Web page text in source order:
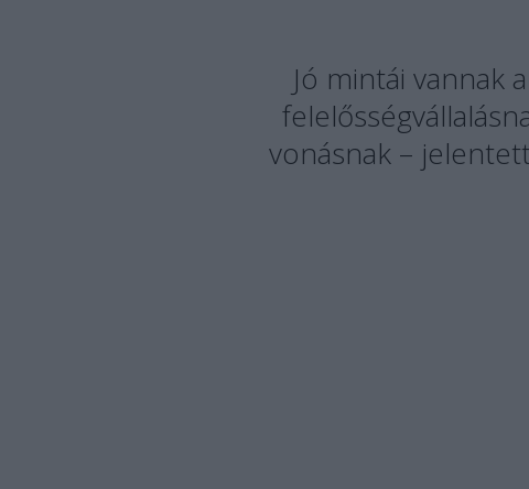
Jó mintái vannak
vonásnak –